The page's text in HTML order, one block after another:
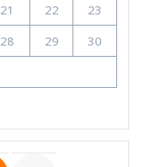
21 22
23
28 29
30